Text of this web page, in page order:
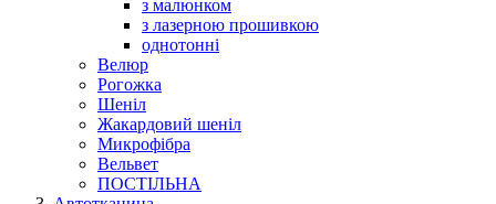
з малюнком
з лазерною прошивкою
однотонні
Велюр
Рогожка
Шеніл
Жакардовий шеніл
Микрофібра
Вельвет
ПОСТІЛЬНА